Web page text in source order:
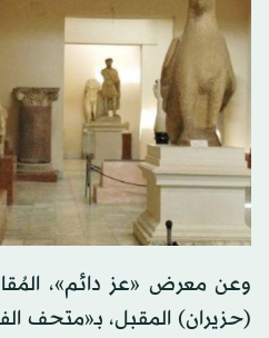
(حزيران) المقبل، بـ«متحف